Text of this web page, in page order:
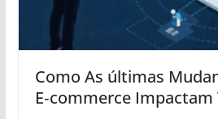
Como As últimas
E‑commerce Impactam